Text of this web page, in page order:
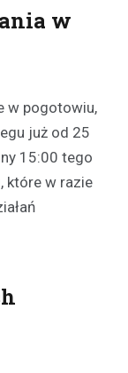
w
w pogotowiu,
już od 25
15:00 tego
które w razie